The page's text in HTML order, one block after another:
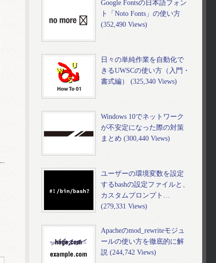
Google Fontsの日本語フォン
ト「Noto Fonts」の使い方
(352,490 Views)
日々の単純作業を自動化で
きるUWSCの使い方（入門・
書式編） (325,340 Views)
Windows 10でネットワーク
が不安定になった際の対策
まとめ (300,440 Views)
ユーザーの環境変数を設定
するbashの設定ファイルと、
カスタムプロンプト…
(279,331 Views)
Apacheのmod_rewriteモジュ
ールの使い方を徹底的に解
説 (244,742 Views)